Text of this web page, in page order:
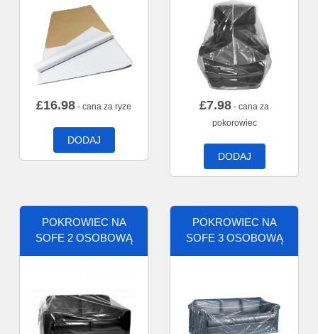
£16.98 - cana za ryze
DODAJ
£7.98 - cana za
pokorowiec
DODAJ
POKROWIEC NA
SOFE 2 OSOBOWĄ
POKROWIEC NA
SOFE 3 OSOBOWĄ